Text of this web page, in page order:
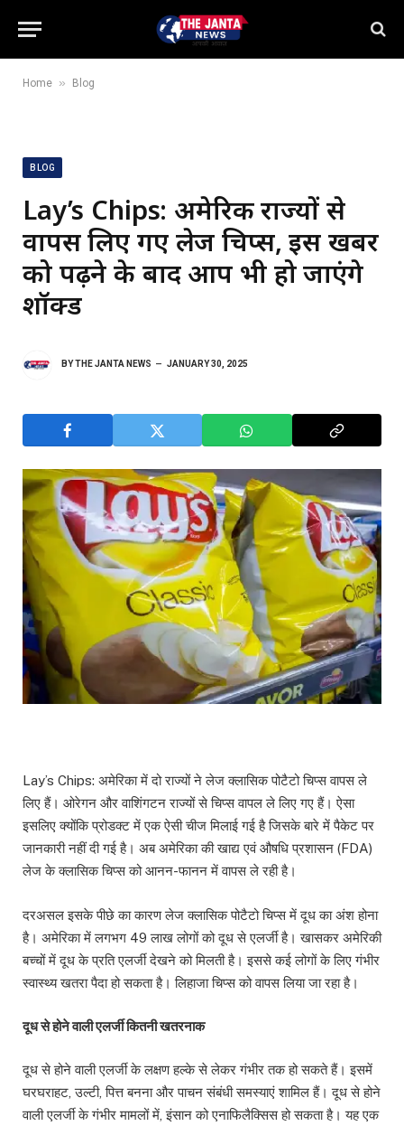
Home » Blog
BLOG
Lay’s Chips: अमेरिकी राज्यों से
वापस लिए गए लेज चिप्स, इस खबर
को पढ़ने के बाद आप भी हो जाएंगे
शॉक्ड
BYTHE JANTA NEWS JANUARY 30, 2025
Lay’s Chips: अमेरिका में दो राज्यों ने लेज क्लासिक पोटैटो चिप्स वापस ले
लिए हैं। ओरेगन और वाशिंगटन राज्यों से चिप्स वापल ले लिए गए हैं। ऐसा
इसलिए क्योंकि प्रोडक्ट में एक ऐसी चीज मिलाई गई है जिसके बारे में पैकेट पर
जानकारी नहीं दी गई है। अब अमेरिका की खाद्य एवं औषधि प्रशासन (FDA)
लेज के क्लासिक चिप्स को आनन-फानन में वापस ले रही है।
दरअसल इसके पीछे का कारण लेज क्लासिक पोटैटो चिप्स में दूध का अंश होना
है। अमेरिका में लगभग 49 लाख लोगों को दूध से एलर्जी है। खासकर अमेरिकी
बच्चों में दूध के प्रति एलर्जी देखने को मिलती है। इससे कई लोगों के लिए गंभीर
स्वास्थ्य खतरा पैदा हो सकता है। लिहाजा चिप्स को वापस लिया जा रहा है।
दूध से होने वाली एलर्जी कितनी खतरनाक
दूध से होने वाली एलर्जी के लक्षण हल्के से लेकर गंभीर तक हो सकते हैं। इसमें
घरघराहट, उल्टी, पित्त बनना और पाचन संबंधी समस्याएं शामिल हैं। दूध से होने
वाली एलर्जी के गंभीर मामलों में, इंसान को एनाफिलैक्सिस हो सकता है। यह एक